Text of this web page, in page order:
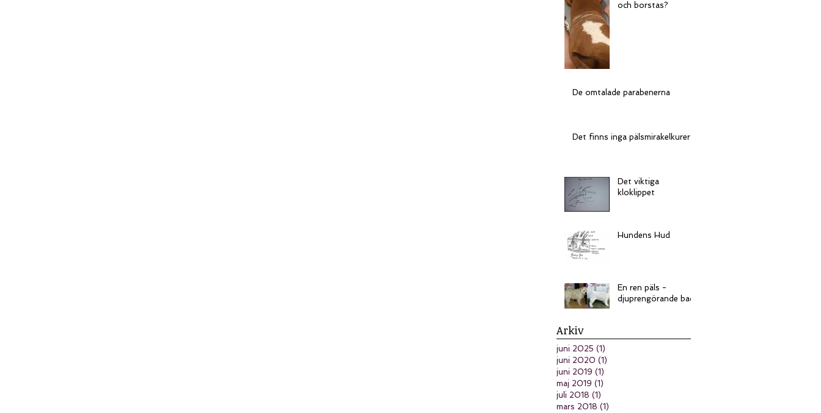
och borstas?
De omtalade parabenerna
Det finns inga pälsmirakelkurer
Det viktiga
kloklippet
Hundens Hud
En ren päls -
djuprengörande bad
Arkiv
juni 2025 (1)
juni 2020 (1)
juni 2019 (1)
maj 2019 (1)
juli 2018 (1)
mars 2018 (1)